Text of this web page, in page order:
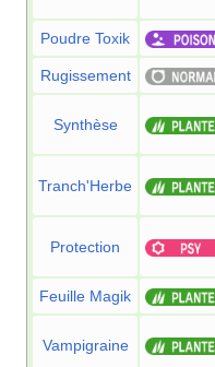
Poudre Toxik
Rugissement
Synthèse
Tranch'Herbe
Protection
Feuille Magik
Vampigraine